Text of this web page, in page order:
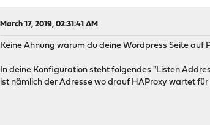
March 17, 2019, 02:31:41 AM
Keine Ahnung warum du deine Wordpress Seite
In deine Konfiguration steht folgendes "Listen
ist nämlich der Adresse wo drauf HAProxy wartet